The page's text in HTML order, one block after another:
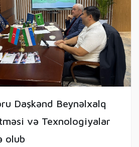
Daşkənd Beynəlxalq
və Texnologiyalar
olub